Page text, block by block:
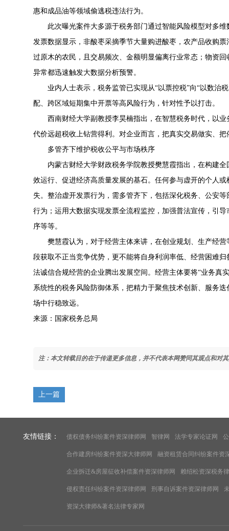
惠和成品油等领域偷逃税违法行为。
此次曝光案件大多源于税务部门通过智能风险模型对多
发票数据显示，非酸枣采摘季节大量购进酸枣，农产品收购
过原木的农民，且交易频次、金额明显偏离行业常态；物资
异常都迅速触发大数据分析预警。
业内人士表示，税务监管已实现从“以票控税”向“以数治
配、跨区域短期集中开票等高风险行为，针对性予以打击。
西南财经大学副教授李昊楠指出，在智慧税务时代，以
代价远超税收上钻营得利。对企业而言，把真实交易做实、
多管齐下维护税收公平与市场秩序
内蒙古财经大学财政税务学院教授樊慧霞指出，在构建
效运行、促进经济高质量发展的基石。任何参与虚开的个人
失。整治虚开发票行为，需多管齐下，包括深化税务、公安
行为；运用大数据实现发票全流程监控，加强普法宣传，引
序等等。
樊慧霞认为，对于经营主体来讲，在创业规划、生产经
段获取不正当竞争优势，更不能将自身利润率低、经营困难
法诚信合规经营的企业腾出发展空间。经营主体要将“业务
系统性的税务风险防御体系，把精力于聚焦技术创新、服务
场中行稳致远。
来源：国家税务总局
注：本文转载目的在于传递更多信息，并不代表本网赞同其观点和对
上一篇
友情链接： 债权债务纠纷案件资深律师网 智律网 法学专家论证网
合作建房纠纷案件资深大律师网 融资租赁合同纠纷案件资
企业拆迁&房屋征收补偿案件资深律师网 赖绍松资深税务
侵权责任纠纷案件资深律师网 刑事自诉案件资深律师网
资深大律师&著名法律专家网